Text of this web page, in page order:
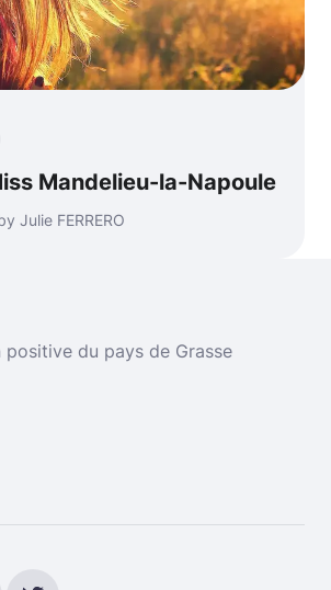
Mandelieu-la-Napoule
Julie FERRERO
du pays de Grasse